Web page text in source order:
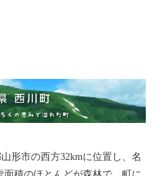
形市の西方32kmに位置し、名